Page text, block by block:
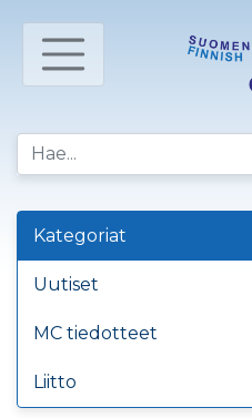
Kategoriat
Uutiset
MC tiedotteet
Liitto